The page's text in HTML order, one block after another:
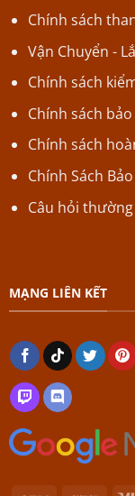
Chính sách
Vận Chuyển -
Chính sách
Chính sách
Chính sách
Chính Sách
Câu hỏi
MẠNG LIÊN KẾT